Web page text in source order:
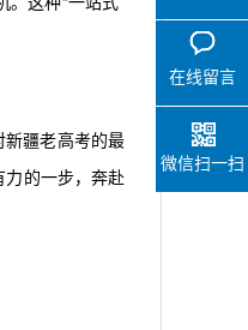
新疆老高考的最
力的一步，奔赴
在线留言
微信扫一扫